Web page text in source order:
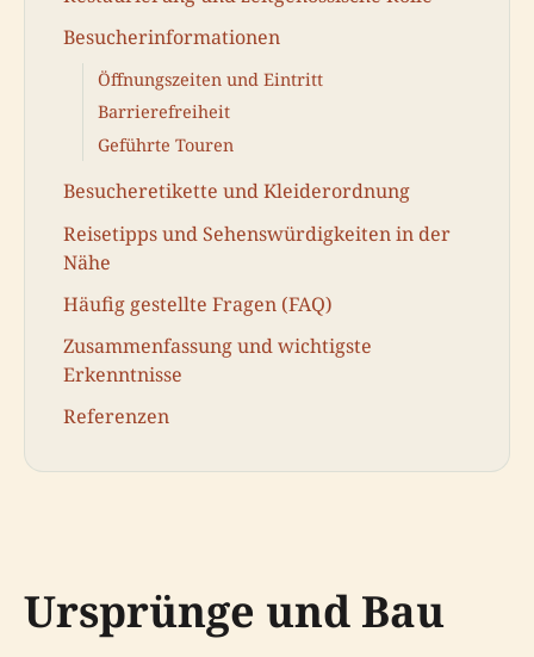
Besucherinformationen
Öffnungszeiten und Eintritt
Barrierefreiheit
Geführte Touren
Besucheretikette und Kleiderordnung
Reisetipps und Sehenswürdigkeiten in der
Nähe
Häufig gestellte Fragen (FAQ)
Zusammenfassung und wichtigste
Erkenntnisse
Referenzen
Ursprünge und Bau